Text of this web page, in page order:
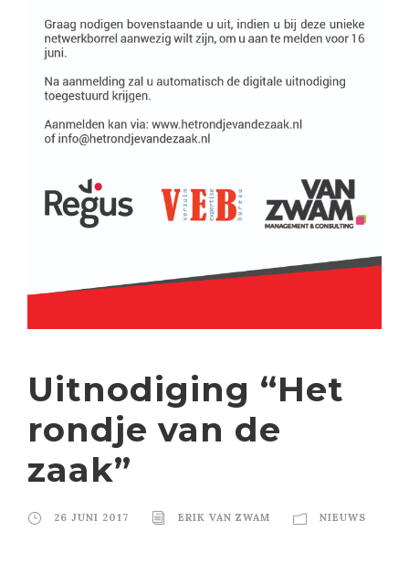
Uitnodiging “Het
rondje van de
zaak”
26 JUNI 2017 ERIK VAN ZWAM NIEUWS